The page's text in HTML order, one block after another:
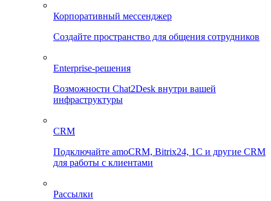
Корпоративный мессенджер
Создайте пространство для общения сотрудников
Enterprise-решения
Возможности Chat2Desk внутри вашей
инфраструктуры
CRM
Подключайте amoCRM, Bitrix24, 1C и другие CRM
для работы с клиентами
Рассылки